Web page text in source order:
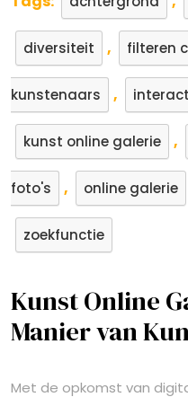
diversiteit , filteren
kunstenaars ,
kunst online galerie ,
foto's , online galerie
zoekfunctie
Kunst Online
Manier van
Met de opkomst van